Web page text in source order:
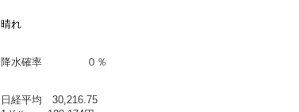
晴れ
降水確率 ０％
日経平均 30,216.75